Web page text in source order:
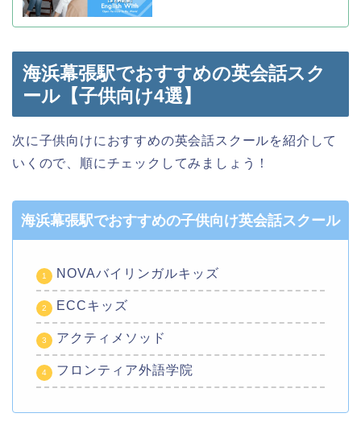
海浜幕張駅でおすすめの英会話スク
ール【子供向け4選】
次に子供向けにおすすめの英会話スクールを紹介して
いくので、順にチェックしてみましょう！
海浜幕張駅でおすすめの子供向け英会話スクール
NOVAバイリンガルキッズ
ECCキッズ
アクティメソッド
フロンティア外語学院